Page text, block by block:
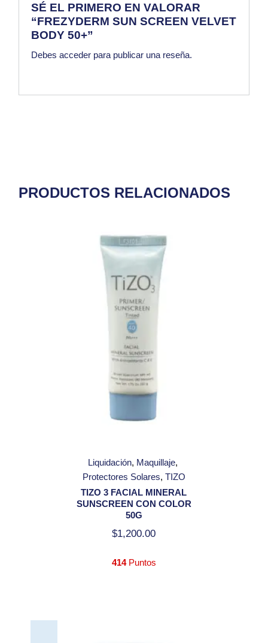
SÉ EL PRIMERO EN VALORAR
“FREZYDERM SUN SCREEN VELVET
BODY 50+”
Debesacceder para publicar una reseña.
PRODUCTOS RELACIONADOS
Liquidación Maquillaje
Protectores Solares TIZO
TIZO 3 FACIAL MINERAL
SUNSCREEN CON COLOR
50G
$1,200.00
414Puntos